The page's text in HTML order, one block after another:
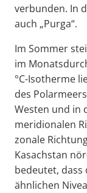
verbunden. In
auch „Purga“.
Im Sommer
im
°C-Isotherme
des
Westen und in
meridionalen
zonale
Kasachstan
bedeutet,
ähnlichen